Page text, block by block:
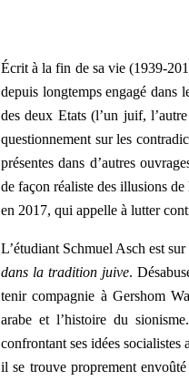
Écrit à la fin de sa vie (1939-
depuis longtemps engagé dans
des deux Etats (l’un juif,
questionnement sur les
présentes dans d’autres
de façon réaliste des illusions
en 2017, qui appelle à lutter
L’étudiant Schmuel Asch est
dans la tradition juive.
tenir compagnie à Gershom
arabe et l’histoire du
confrontant ses idées
il se trouve proprement